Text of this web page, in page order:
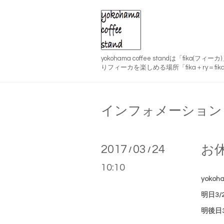
yokohama coffee standは「fika(フィー
りフィーカを楽しめる場所「fika＋ry＝
インフォメーション
2017 / 03 / 24
10:10
お
明日3/
明後